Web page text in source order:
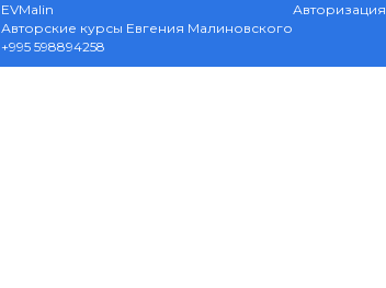
Авторизация
EVMalin
Авторские курсы Евгения Малиновского
+995 598894258